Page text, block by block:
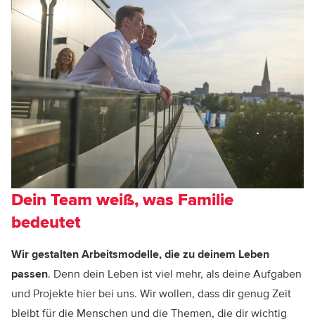
Dein Team weiß, was Familie
bedeutet
Wir gestalten Arbeitsmodelle, die zu deinem Leben
passen. Denn dein Leben ist viel mehr, als deine Aufgaben
und Projekte hier bei uns. Wir wollen, dass dir genug Zeit
bleibt für die Menschen und die Themen, die dir wichtig